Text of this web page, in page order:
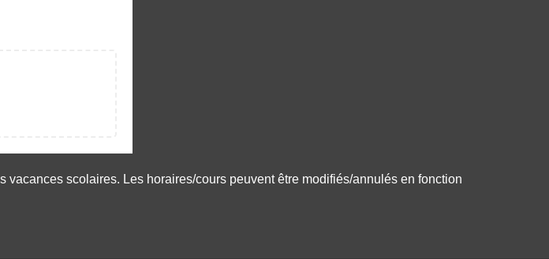
vacances scolaires. Les horaires/cours peuvent être modifiés/annulés en fonction